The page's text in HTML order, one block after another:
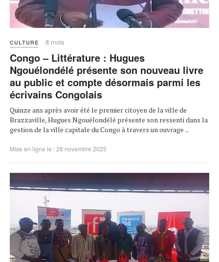
CULTURE 8 mois
Congo – Littérature : Hugues
Ngouélondélé présente son nouveau livre
au public et compte désormais parmi les
écrivains Congolais
Quinze ans après avoir été le premier citoyen de la ville de
Brazzaville, Hugues Ngouélondélé présente son ressenti dans la
gestion de la ville capitale du Congo à travers un ouvrage ...
Mise en ligne le : 28 novembre 2025